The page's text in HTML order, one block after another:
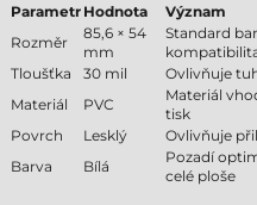
Parametr Hodnota
Význam
Rozměr
85,6 × 54
mm
Standard
Tloušťka
30 mil
Ovlivňuje
Materiál
PVC
Materiál
tisk
Povrch
Lesklý
Ovlivňuje
Barva
Bílá
Pozadí
celé ploše